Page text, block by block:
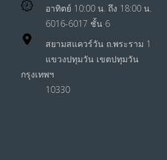
อาทิตย์ 10:00 น. ถึง 18:00 น.
6016-6017 ชั้น 6
สยามสแควร์วัน ถ.พระราม 1
แขวงปทุมวัน เขตปทุมวัน
กรุงเทพฯ
10330